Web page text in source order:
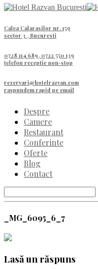
Calea Calarasilor nr. 159
sector 3 , Bucuresti
0728 114 689, 0722 550 139
telefon receptie non-stop
rezervari@hotelrazvan.com
raspundem rapid pe email
Despre
Camere
Restaurant
Conferinte
Oferte
Blog
Contact
_MG_6095_6_7
Lasă un răspuns